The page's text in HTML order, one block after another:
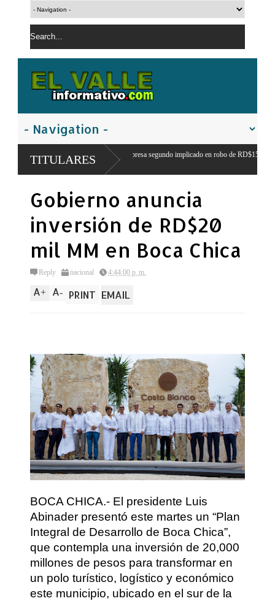
TITULARES
Nacional apresa segundo implicado en robo de RD$15 mil y mercancías de una vivienda
MejíaGobierno anuncia
inversión de RD$20
mil MM en Boca Chica
Reply nacional 4:44:00 p. m.
A+ A- PRINT EMAIL
BOCA CHICA.- El presidente Luis
Abinader presentó este martes un “Plan
Integral de Desarrollo de Boca Chica”,
que contempla una inversión de 20,000
millones de pesos para transformar en
un polo turístico, logístico y económico
este municipio, ubicado en el sur de la